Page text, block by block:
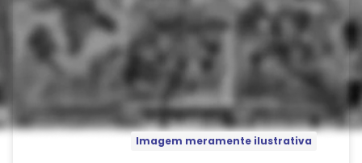
Imagem meramente ilustrativa